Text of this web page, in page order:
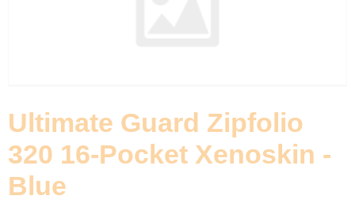
Ultimate Guard Zipfolio
320 16-Pocket Xenoskin -
Blue